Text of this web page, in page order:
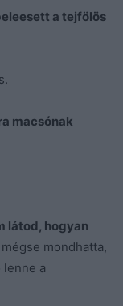
a tejfölös
macsónak
látod, hogyan
mondhatta,
a